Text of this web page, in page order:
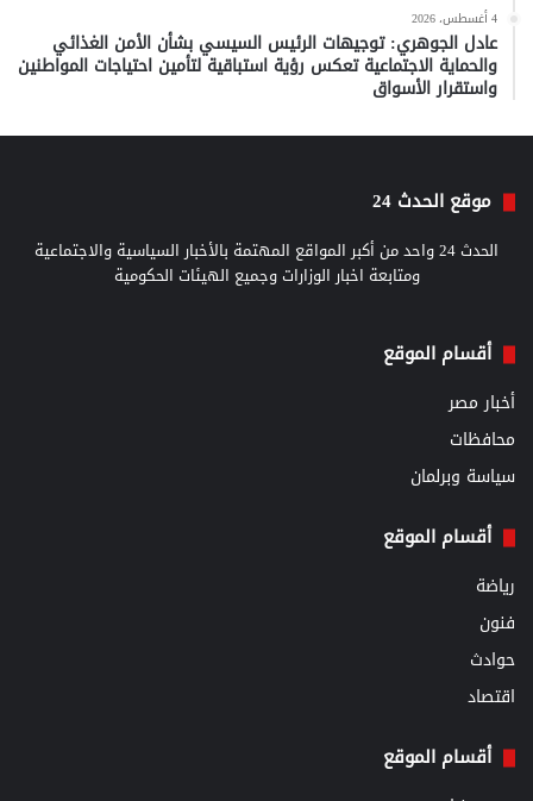
4 أغسطس، 2026
عادل الجوهري: توجيهات الرئيس السيسي بشأن الأمن الغذائي
والحماية الاجتماعية تعكس رؤية استباقية لتأمين احتياجات المواطنين
واستقرار الأسواق
موقع الحدث 24
الحدث 24 واحد من أكبر المواقع المهتمة بالأخبار السياسية والاجتماعية
ومتابعة اخبار الوزارات وجميع الهيئات الحكومية
أقسام الموقع
أخبار مصر
محافظات
سياسة وبرلمان
أقسام الموقع
رياضة
فنون
حوادث
اقتصاد
أقسام الموقع